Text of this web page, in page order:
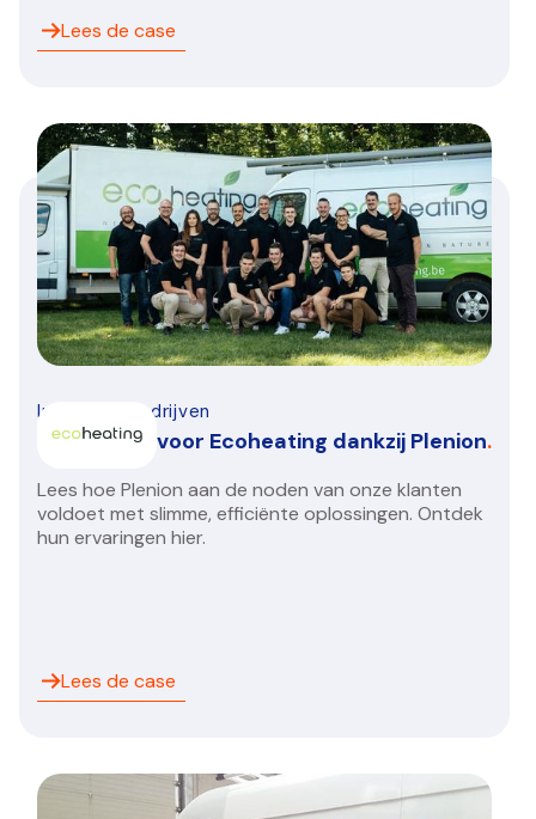
Lees de case
Installatiebedrijven
Groeispurt voor Ecoheating dankzij Plenion.
Lees hoe Plenion aan de noden van onze klanten
voldoet met slimme, efficiënte oplossingen. Ontdek
hun ervaringen hier.
Lees de case